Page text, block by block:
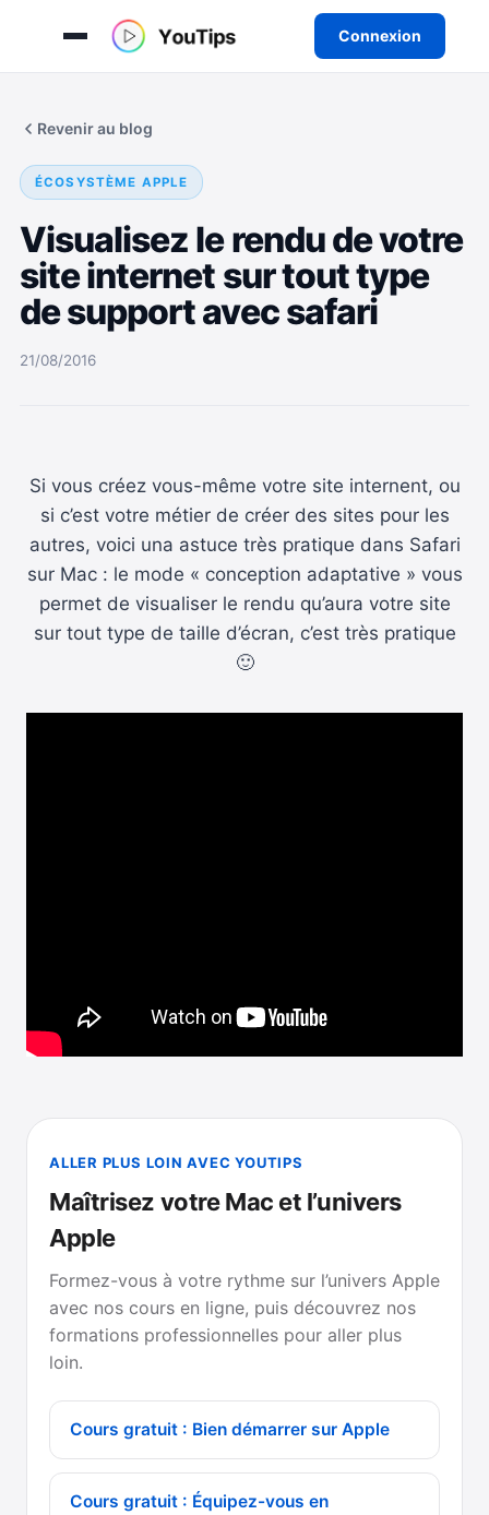
Connexion
Revenir au blog
ÉCOSYSTÈME APPLE
Visualisez le rendu de votre
site internet sur tout type
de support avec safari
21/08/2016
Si vous créez vous-même votre site internent, ou
si c’est votre métier de créer des sites pour les
autres, voici una astuce très pratique dans Safari
sur Mac : le mode « conception adaptative » vous
permet de visualiser le rendu qu’aura votre site
sur tout type de taille d’écran, c’est très pratique
🙂
ALLER PLUS LOIN AVEC YOUTIPS
Maîtrisez votre Mac et l’univers
Apple
Formez-vous à votre rythme sur l’univers Apple
avec nos cours en ligne, puis découvrez nos
formations professionnelles pour aller plus
loin.
Cours gratuit : Bien démarrer sur Apple
Cours gratuit : Équipez-vous en